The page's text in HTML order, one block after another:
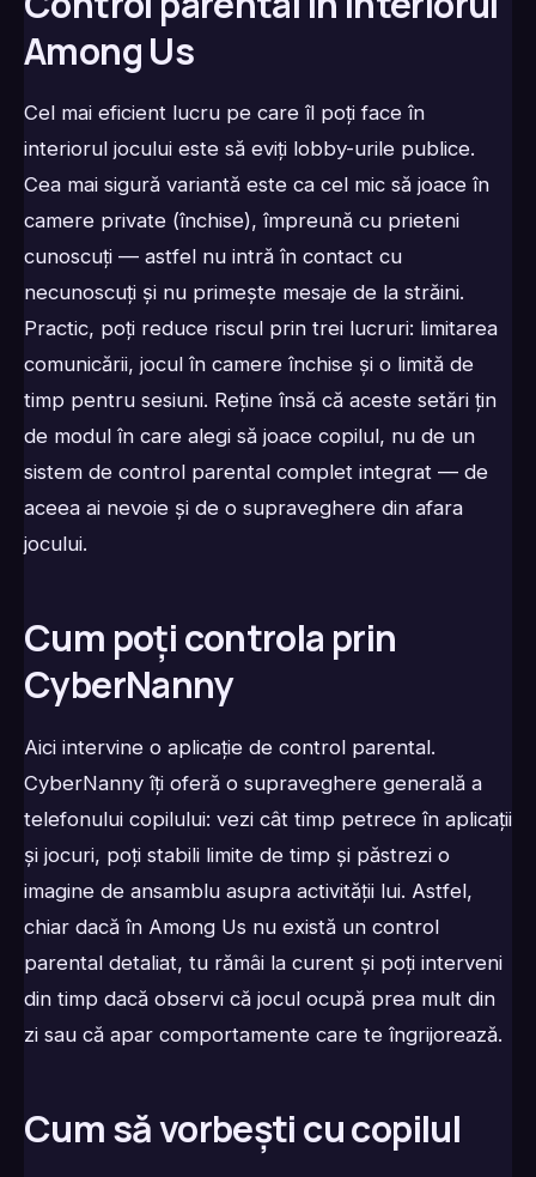
Among Us
Cel mai eficient lucru pe care îl poți face în
interiorul jocului este să eviți lobby-urile publice.
Cea mai sigură variantă este ca cel mic să joace în
camere private (închise), împreună cu prieteni
cunoscuți — astfel nu intră în contact cu
necunoscuți și nu primește mesaje de la străini.
Practic, poți reduce riscul prin trei lucruri: limitarea
comunicării, jocul în camere închise și o limită de
timp pentru sesiuni. Reține însă că aceste setări țin
de modul în care alegi să joace copilul, nu de un
sistem de control parental complet integrat — de
aceea ai nevoie și de o supraveghere din afara
jocului.
Cum poți controla prin
CyberNanny
Aici intervine o aplicație de control parental.
CyberNanny îți oferă o supraveghere generală a
telefonului copilului: vezi cât timp petrece în aplicații
și jocuri, poți stabili limite de timp și păstrezi o
imagine de ansamblu asupra activității lui. Astfel,
chiar dacă în Among Us nu există un control
parental detaliat, tu rămâi la curent și poți interveni
din timp dacă observi că jocul ocupă prea mult din
zi sau că apar comportamente care te îngrijorează.
Cum să vorbești cu copilul